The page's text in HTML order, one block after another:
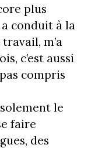
plus
conduit à la
m’a
c’est aussi
compris
le
faire
des